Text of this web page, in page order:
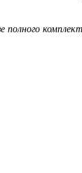
полного